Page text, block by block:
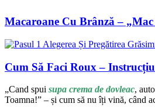
Macaroane Cu Brânză – „Mac
Cum Să Faci Roux –
„Cand spui supa crema de dovleac,
Toamna!” – și cum să nu îți vină, când